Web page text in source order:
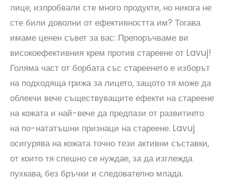
лице, изпробвали сте много продукти, но никога не
сте били доволни от ефективността им? Тогава
имаме ценен съвет за вас: Препоръчваме ви
високоефективния крем против стареене от Lavuj!
Голяма част от борбата със стареенето е изборът
на подходяща грижа за лицето, защото тя може да
облекчи вече съществуващите ефекти на стареене
на кожата и най-вече да предпази от развитието
на по-нататъшни признаци на стареене. Lavuj
осигурява на кожата точно тези активни съставки,
от които тя спешно се нуждае, за да изглежда
пухкава, без бръчки и следователно млада.